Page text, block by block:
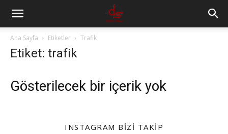
Ana Sayfa Etiketler Trafik
Etiket: trafik
Gösterilecek bir içerik yok
INSTAGRAM BIZI TAKIP